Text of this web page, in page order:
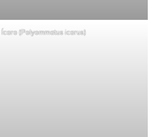
Ícaro (Polyommatus icarus)